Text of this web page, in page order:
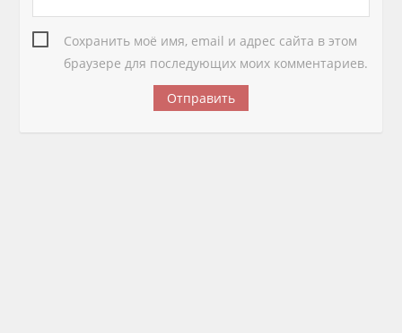
Сохранить моё имя, email и адрес сайта в этом
браузере для последующих моих комментариев.